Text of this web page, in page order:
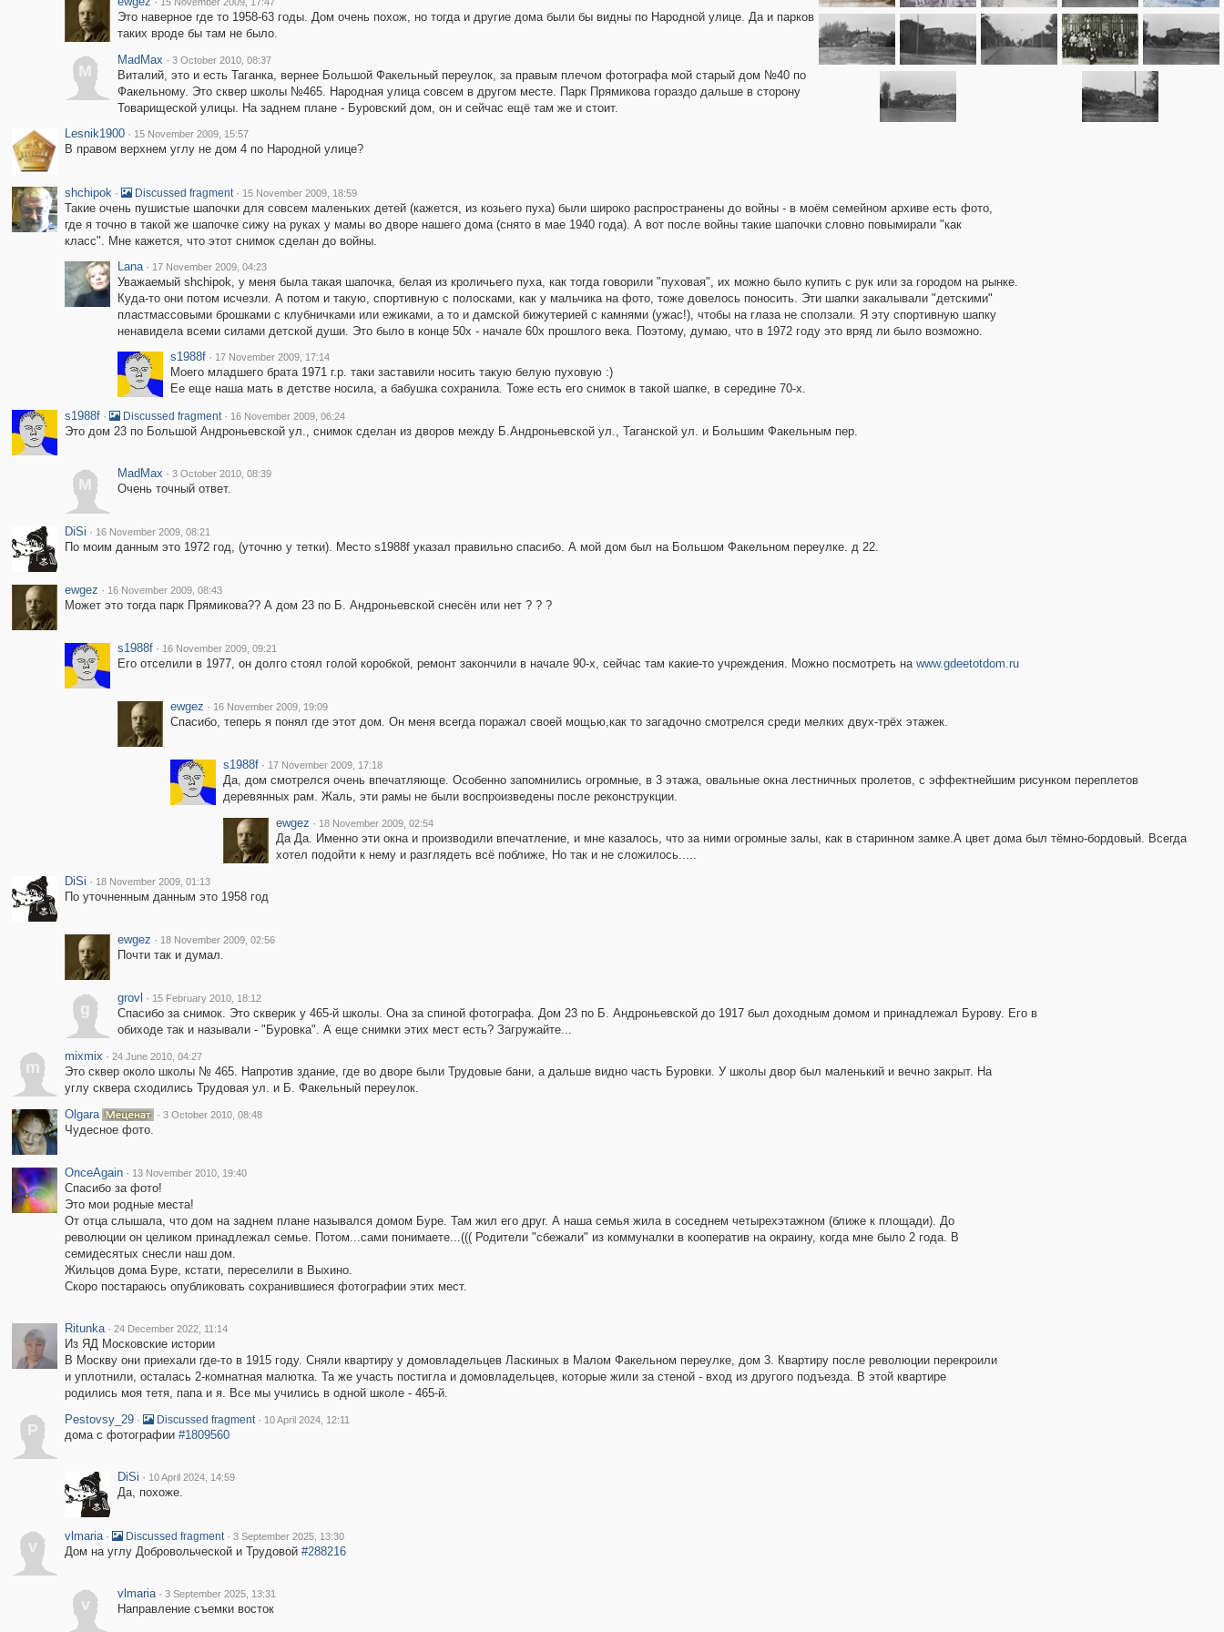
Это наверное где то 1958-63 годы. Дом очень похож, но тогда и другие дома были бы видны по Народной улице. Да и парков
таких вроде бы там не было.
M
MadMax · 3 October 2010, 08:37
Виталий, это и есть Таганка, вернее Большой Факельный переулок, за правым плечом фотографа мой старый дом №40 по
Факельному. Это сквер школы №465. Народная улица совсем в другом месте. Парк Прямикова гораздо дальше в сторону
Товарищеской улицы. На заднем плане - Буровский дом, он и сейчас ещё там же и стоит.
Lesnik1900 · 15 November 2009, 15:57
В правом верхнем углу не дом 4 по Народной улице?
shchipok · Discussed fragment · 15 November 2009, 18:59
Такие очень пушистые шапочки для совсем маленьких детей (кажется, из козьего пуха) были широко распространены до войны - в моём семейном архиве есть фото,
где я точно в такой же шапочке сижу на руках у мамы во дворе нашего дома (снято в мае 1940 года). А вот после войны такие шапочки словно повымирали "как
класс". Мне кажется, что этот снимок сделан до войны.
Lana · 17 November 2009, 04:23
Уважаемый shchipok, у меня была такая шапочка, белая из кроличьего пуха, как тогда говорили "пуховая", их можно было купить с рук или за городом на рынке.
Куда-то они потом исчезли. А потом и такую, спортивную с полосками, как у мальчика на фото, тоже довелось поносить. Эти шапки закалывали "детскими"
пластмассовыми брошками с клубничками или ежиками, а то и дамской бижутерией с камнями (ужас!), чтобы на глаза не сползали. Я эту спортивную шапку
ненавидела всеми силами детской души. Это было в конце 50х - начале 60х прошлого века. Поэтому, думаю, что в 1972 году это вряд ли было возможно.
s1988f · 17 November 2009, 17:14
Моего младшего брата 1971 г.р. таки заставили носить такую белую пуховую :)
Ее еще наша мать в детстве носила, а бабушка сохранила. Тоже есть его снимок в такой шапке, в середине 70-х.
s1988f · Discussed fragment · 16 November 2009, 06:24
Это дом 23 по Большой Андроньевской ул., снимок сделан из дворов между Б.Андроньевской ул., Таганской ул. и Большим Факельным пер.
M
MadMax · 3 October 2010, 08:39
Очень точный ответ.
DiSi · 16 November 2009, 08:21
По моим данным это 1972 год, (уточню у тетки). Место s1988f указал правильно спасибо. А мой дом был на Большом Факельном переулке. д 22.
ewgez · 16 November 2009, 08:43
Может это тогда парк Прямикова?? А дом 23 по Б. Андроньевской снесён или нет ? ? ?
s1988f · 16 November 2009, 09:21
Его отселили в 1977, он долго стоял голой коробкой, ремонт закончили в начале 90-х, сейчас там какие-то учреждения. Можно посмотреть на www.gdeetotdom.ru
ewgez · 16 November 2009, 19:09
Спасибо, теперь я понял где этот дом. Он меня всегда поражал своей мощью,как то загадочно смотрелся среди мелких двух-трёх этажек.
s1988f · 17 November 2009, 17:18
Да, дом смотрелся очень впечатляюще. Особенно запомнились огромные, в 3 этажа, овальные окна лестничных пролетов, с эффектнейшим рисунком переплетов
деревянных рам. Жаль, эти рамы не были воспроизведены после реконструкции.
ewgez · 18 November 2009, 02:54
Да Да. Именно эти окна и производили впечатление, и мне казалось, что за ними огромные залы, как в старинном замке.А цвет дома был тёмно-бордовый. Всегда
хотел подойти к нему и разглядеть всё поближе, Но так и не сложилось.....
DiSi · 18 November 2009, 01:13
По уточненным данным это 1958 год
ewgez · 18 November 2009, 02:56
Почти так и думал.
g
grovl · 15 February 2010, 18:12
Спасибо за снимок. Это скверик у 465-й школы. Она за спиной фотографа. Дом 23 по Б. Андроньевской до 1917 был доходным домом и принадлежал Бурову. Его в
обиходе так и называли - "Буровка". А еще снимки этих мест есть? Загружайте...
m
mixmix · 24 June 2010, 04:27
Это сквер около школы № 465. Напротив здание, где во дворе были Трудовые бани, а дальше видно часть Буровки. У школы двор был маленький и вечно закрыт. На
углу сквера сходились Трудовая ул. и Б. Факельный переулок.
Olgara
· 3 October 2010, 08:48
Чудесное фото.
OnceAgain · 13 November 2010, 19:40
Спасибо за фото!
Это мои родные места!
От отца слышала, что дом на заднем плане назывался домом Буре. Там жил его друг. А наша семья жила в соседнем четырехэтажном (ближе к площади). До
революции он целиком принадлежал семье. Потом...сами понимаете...((( Родители "сбежали" из коммуналки в кооператив на окраину, когда мне было 2 года. В
семидесятых снесли наш дом.
Жильцов дома Буре, кстати, переселили в Выхино.
Скоро постараюсь опубликовать сохранившиеся фотографии этих мест.
Ritunka · 24 December 2022, 11:14
Из ЯД Московские истории
В Москву они приехали где-то в 1915 году. Сняли квартиру у домовладельцев Ласкиных в Малом Факельном переулке, дом 3. Квартиру после революции перекроили
и уплотнили, осталась 2-комнатная малютка. Та же участь постигла и домовладельцев, которые жили за стеной - вход из другого подъезда. В этой квартире
родились моя тетя, папа и я. Все мы учились в одной школе - 465-й.
P
Pestovsy_29 · Discussed fragment · 10 April 2024, 12:11
дома с фотографии #1809560
DiSi · 10 April 2024, 14:59
Да, похоже.
v
vlmaria · Discussed fragment · 3 September 2025, 13:30
Дом на углу Добровольческой и Трудовой #288216
v
vlmaria · 3 September 2025, 13:31
Направление съемки восток